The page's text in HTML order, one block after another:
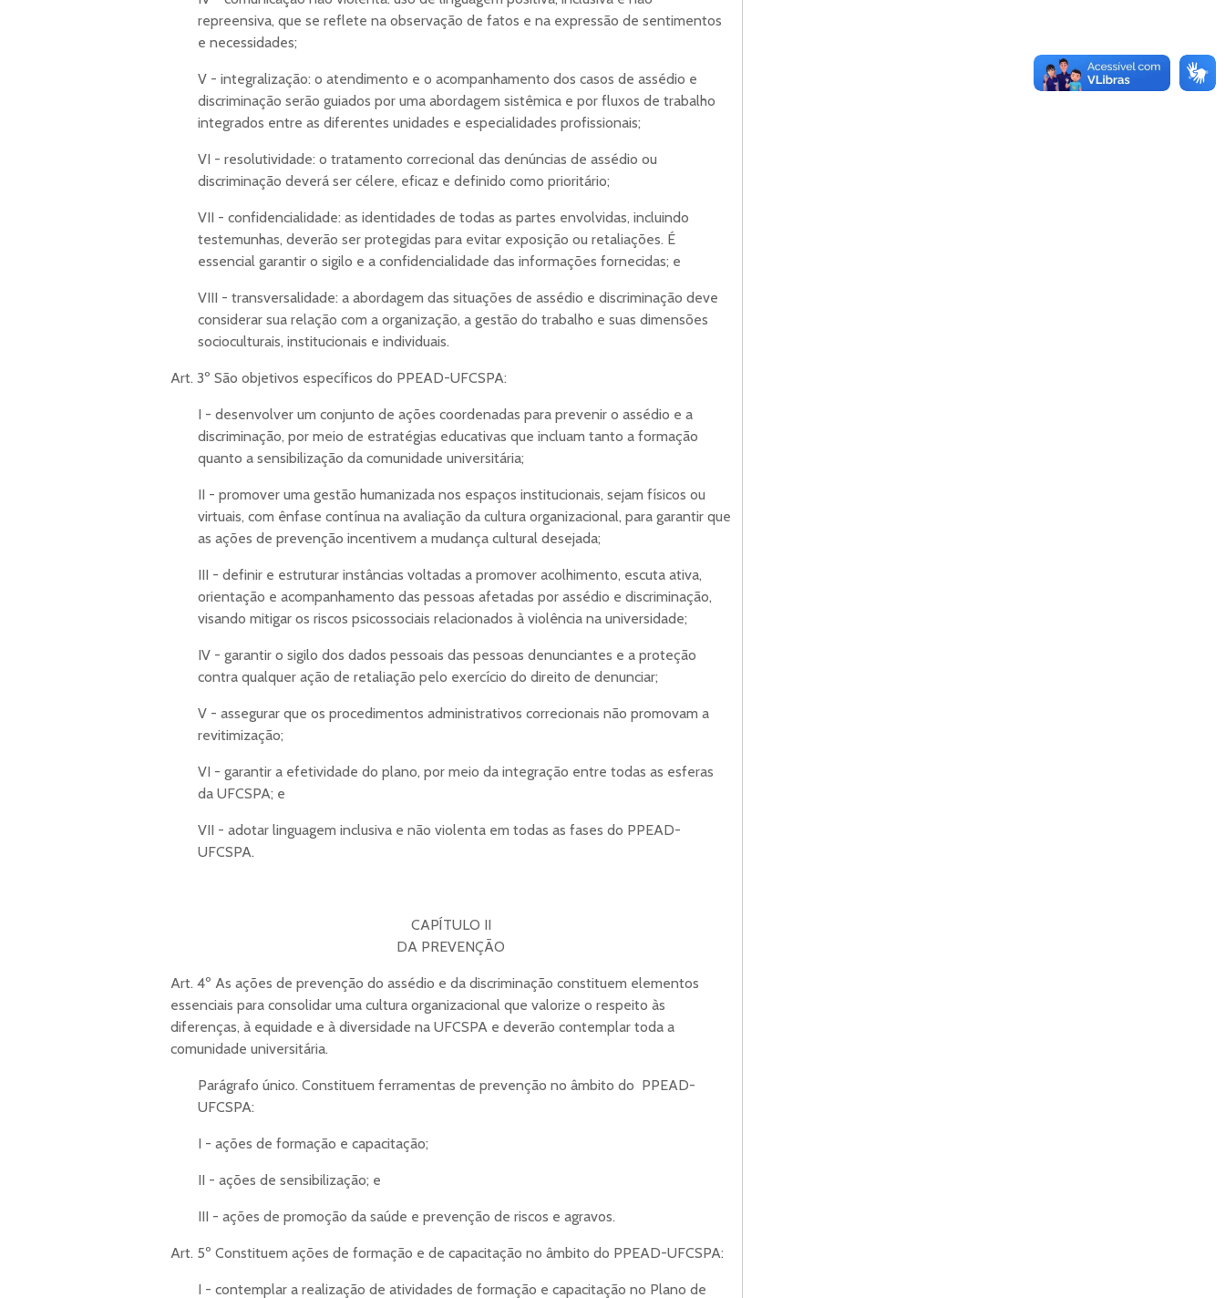
repreensiva, que se reflete na observação de fatos e na expressão de sentimentos
e necessidades;
V - integralização: o atendimento e o acompanhamento dos casos de assédio e
discriminação serão guiados por uma abordagem sistêmica e por fluxos de trabalho
integrados entre as diferentes unidades e especialidades profissionais;
VI - resolutividade: o tratamento correcional das denúncias de assédio ou
discriminação deverá ser célere, eficaz e definido como prioritário;
VII - confidencialidade: as identidades de todas as partes envolvidas, incluindo
testemunhas, deverão ser protegidas para evitar exposição ou retaliações. É
essencial garantir o sigilo e a confidencialidade das informações fornecidas; e
VIII - transversalidade: a abordagem das situações de assédio e discriminação deve
considerar sua relação com a organização, a gestão do trabalho e suas dimensões
socioculturais, institucionais e individuais.
Art. 3º São objetivos específicos do PPEAD-UFCSPA:
I - desenvolver um conjunto de ações coordenadas para prevenir o assédio e a
discriminação, por meio de estratégias educativas que incluam tanto a formação
quanto a sensibilização da comunidade universitária;
II - promover uma gestão humanizada nos espaços institucionais, sejam físicos ou
virtuais, com ênfase contínua na avaliação da cultura organizacional, para garantir que
as ações de prevenção incentivem a mudança cultural desejada;
III - definir e estruturar instâncias voltadas a promover acolhimento, escuta ativa,
orientação e acompanhamento das pessoas afetadas por assédio e discriminação,
visando mitigar os riscos psicossociais relacionados à violência na universidade;
IV - garantir o sigilo dos dados pessoais das pessoas denunciantes e a proteção
contra qualquer ação de retaliação pelo exercício do direito de denunciar;
V - assegurar que os procedimentos administrativos correcionais não promovam a
revitimização;
VI - garantir a efetividade do plano, por meio da integração entre todas as esferas
da UFCSPA; e
VII - adotar linguagem inclusiva e não violenta em todas as fases do PPEAD-
UFCSPA.
CAPÍTULO II
DA PREVENÇÃO
Art. 4º As ações de prevenção do assédio e da discriminação constituem elementos
essenciais para consolidar uma cultura organizacional que valorize o respeito às
diferenças, à equidade e à diversidade na UFCSPA e deverão contemplar toda a
comunidade universitária.
Parágrafo único. Constituem ferramentas de prevenção no âmbito do PPEAD-
UFCSPA:
I - ações de formação e capacitação;
II - ações de sensibilização; e
III - ações de promoção da saúde e prevenção de riscos e agravos.
Art. 5º Constituem ações de formação e de capacitação no âmbito do PPEAD-UFCSPA:
I - contemplar a realização de atividades de formação e capacitação no Plano de